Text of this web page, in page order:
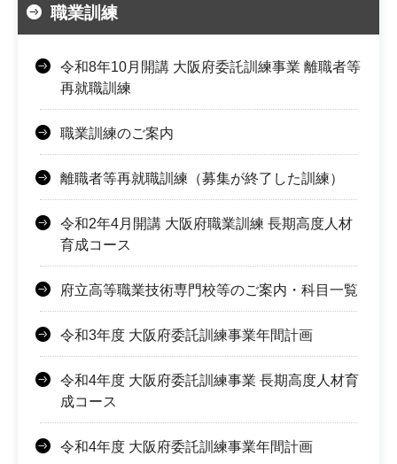
職業訓練
令和8年10月開講 大阪府委託訓練事業 離職者等
再就職訓練
職業訓練のご案内
離職者等再就職訓練（募集が終了した訓練）
令和2年4月開講 大阪府職業訓練 長期高度人材
育成コース
府立高等職業技術専門校等のご案内・科目一覧
令和3年度 大阪府委託訓練事業年間計画
令和4年度 大阪府委託訓練事業 長期高度人材育
成コース
令和4年度 大阪府委託訓練事業年間計画